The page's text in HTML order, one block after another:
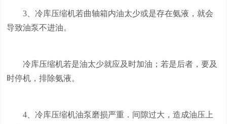
3、冷库压缩机若曲轴箱内油太少或是存在氨液，就会
导致油泵不进油。
冷库压缩机若是油太少就应及时加油；若是后者，要及
时停机，排除氨液。
4、冷库压缩机油泵磨损严重．间隙过大，造成油压上